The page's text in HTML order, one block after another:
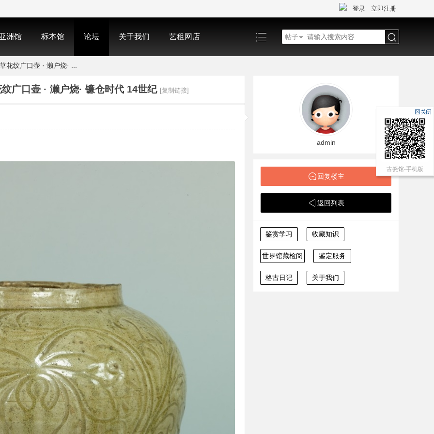
登录 立即注册
洲馆 标本馆 论坛 关于我们 艺租网店 帖子
花纹广口壶 · 濑户烧· ...
广口壶 · 濑户烧· 镰仓时代 14世纪 [复制链接]
admin
回复楼主
返回列表
鉴赏学习 收藏知识
世界馆藏检阅 鉴定服务
格古日记 关于我们
古瓷馆-手机版